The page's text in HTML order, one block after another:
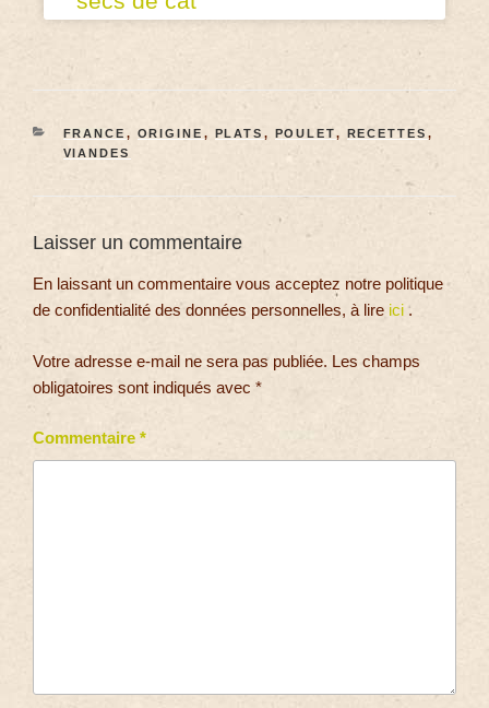
FRANCE , ORIGINE , PLATS , POULET, RECETTES ,
VIANDES
Laisser un commentaire
En laissant un commentaire vous acceptez notre politique
de confidentialité des données personnelles, à lire ici .
Votre adresse e-mail ne sera pas publiée. Les champs
obligatoires sont indiqués avec *
Commentaire *